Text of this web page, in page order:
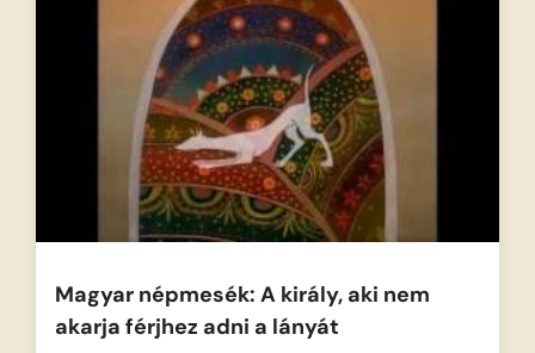
Magyar népmesék: A király, aki nem
akarja férjhez adni a lányát